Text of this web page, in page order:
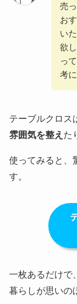
売
お
い
欲
っ
考
テーブルクロス
雰囲気を整え た
使ってみると、
す。
一枚あるだけで
暮らしが思いの